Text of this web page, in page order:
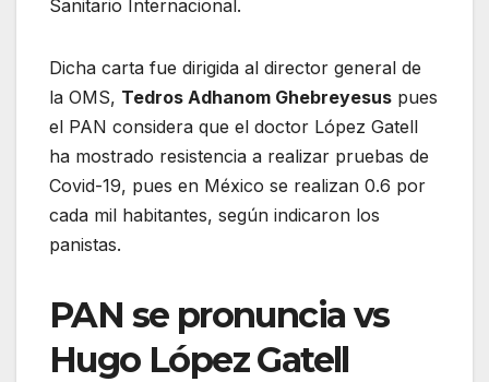
Sanitario Internacional.
Dicha carta fue dirigida al director general de
la OMS, Tedros Adhanom Ghebreyesus pues
el PAN considera que el doctor López Gatell
ha mostrado resistencia a realizar pruebas de
Covid-19, pues en México se realizan 0.6 por
cada mil habitantes, según indicaron los
panistas.
PAN se pronuncia vs
Hugo López Gatell